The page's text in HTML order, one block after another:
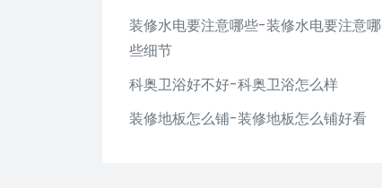
装修水电要注意哪些-装修水电要注意哪
些细节
科奥卫浴好不好-科奥卫浴怎么样
装修地板怎么铺-装修地板怎么铺好看